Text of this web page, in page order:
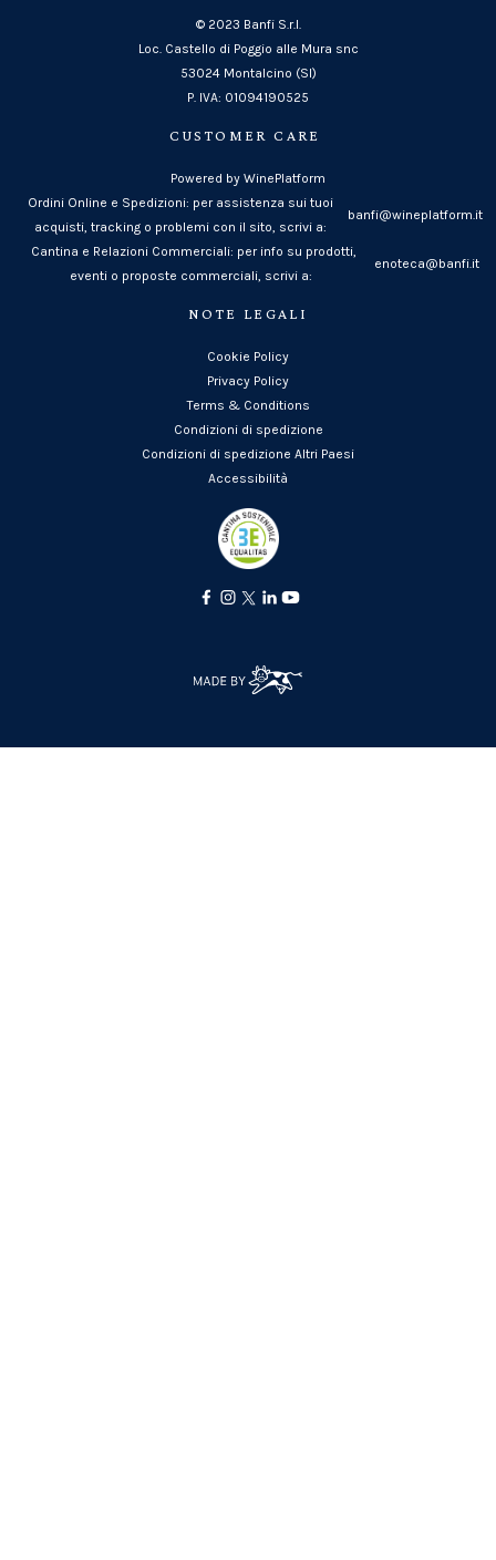
© 2023 Banfi S.r.l.
Loc. Castello di Poggio alle Mura snc
53024 Montalcino (SI)
P. IVA: 01094190525
CUSTOMER CARE
Powered by WinePlatform
Ordini Online e Spedizioni: per assistenza sui tuoi
acquisti, tracking o problemi con il sito, scrivi a:
banfi@wineplatform.it
Cantina e Relazioni Commerciali: per info su prodotti,
eventi o proposte commerciali, scrivi a:
enoteca@banfi.it
NOTE LEGALI
Cookie Policy
Privacy Policy
Terms & Conditions
Condizioni di spedizione
Condizioni di spedizione Altri Paesi
Accessibilità